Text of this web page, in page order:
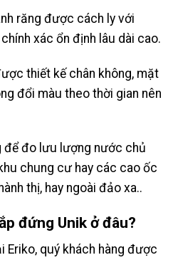
răng được cách ly với
xác ổn định lâu dài cao.
thiết kế chân không, mặt
đổi màu theo thời gian nên
để đo lưu lượng nước chủ
chung cư hay các cao ốc
thị, hay ngoài đảo xa..
đứng Unik ở đâu?
Eriko, quý khách hàng được